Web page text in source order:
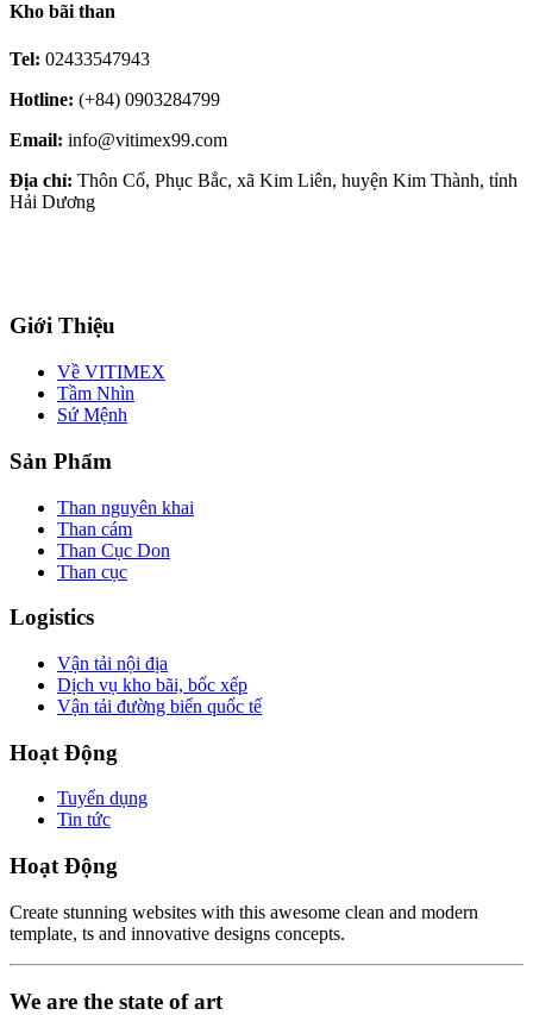
Kho bãi than
Tel: 02433547943
Hotline: (+84) 0903284799
Email: info@vitimex99.com
Địa chỉ: Thôn Cổ, Phục Bắc, xã Kim Liên, huyện Kim Thành, tỉnh
Hải Dương
Giới Thiệu
Về VITIMEX
Tầm Nhìn
Sứ Mệnh
Sản Phẩm
Than nguyên khai
Than cám
Than Cục Don
Than cục
Logistics
Vận tải nội địa
Dịch vụ kho bãi, bốc xếp
Vận tải đường biển quốc tế
Hoạt Động
Tuyển dụng
Tin tức
Hoạt Động
Create stunning websites with this awesome clean and modern
template, ts and innovative designs concepts.
We are the state of art